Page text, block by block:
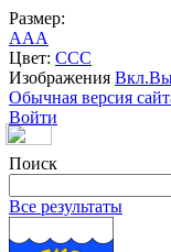
Размер:
AAA
Цвет: CCC
Изображения Вкл.
Обычная версия
Войти
Поиск
Все результаты